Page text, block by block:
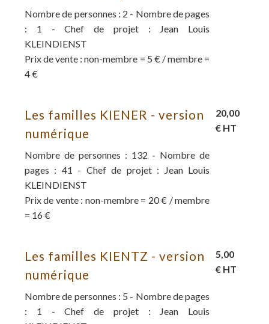
Nombre de personnes : 2 - Nombre de pages
: 1 - Chef de projet : Jean Louis
KLEINDIENST
Prix de vente : non-membre = 5 € / membre =
4 €
Les familles KIENER - version
numérique
Nombre de personnes : 132 - Nombre de
pages : 41 - Chef de projet : Jean Louis
KLEINDIENST
Prix de vente : non-membre = 20 € / membre
= 16 €
20,00
€ HT
Les familles KIENTZ - version
numérique
Nombre de personnes : 5 - Nombre de pages
: 1 - Chef de projet : Jean Louis
5,00
€ HT